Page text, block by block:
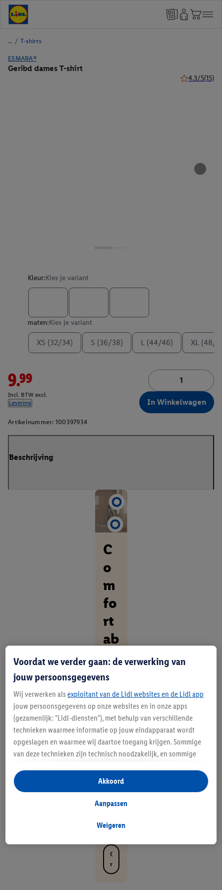
/ T-shirts
ESMARA®
Geribd dames T-shirt
4.3/5(15)
Kleur:Kies je variant
maten:Kies je variant
XS (32/34) S (36/38) L (44/46) XL (48/
9.99
Incl. BTW excl.
Levering
In Winkelwagen
Artikelnummer: 100397934
Beschrijving
C
o
m
fo
rt
ab
el.
Tr
en
d
y.
C
m
pl
t.
O
n
t
Voordat we verder gaan: de verwerking van
jouw persoonsgegevens
Wij verwerken als exploitant van de Lidl websites en de Lidl app
jouw persoonsgegevens op onze websites en in onze apps
(gezamenlijk: "Lidl-diensten"), met behulp van verschillende
technieken waarmee informatie op jouw eindapparaat wordt
opgeslagen en waarmee wij daartoe toegang krijgen. Sommige
van deze technieken zijn technisch noodzakelijk, en sommige
opslaan van voorkeursinstellingen, het verzamelen en
analyseren van statistieken of voor het tonen van
gepersonaliseerde reclame binnen en buiten de Lidl-diensten.
gegevens over jouw aankoopgedrag in de winkel ook voor de
Als je hier toestemming geeft aan ons voor het personaliseren
van reclame en als je vervolgens een Lidl Plus-account
aanmaakt of inlogt op jouw bestaande Lidl Plus-account, dan
Weigeren
Aanpassen
Akkoord